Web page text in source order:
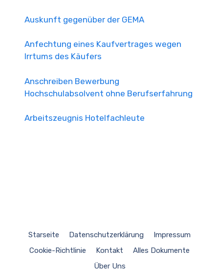
Auskunft gegenüber der GEMA
Anfechtung eines Kaufvertrages wegen
Irrtums des Käufers
Anschreiben Bewerbung
Hochschulabsolvent ohne Berufserfahrung
Arbeitszeugnis Hotelfachleute
Starseite Datenschutzerklärung
Impressum
Cookie-Richtlinie
Kontakt
Alles Dokumente
Über Uns